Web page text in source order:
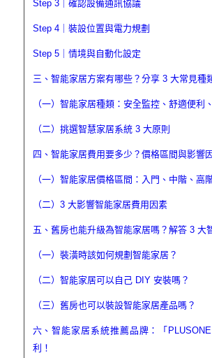
Step 3｜確認設備通訊協議
Step 4｜裝設位置與電力規劃
Step 5｜情境與自動化設定
三、智能家居方案有哪些？分享 3 大常見種
（一）智能家居種類：安全監控、舒適便利
（二）挑選智慧家居系統 3 大原則
四、智能家居費用要多少？價格區間與影響
（一）智能家居價格區間：入門、中階、高
（二）3 大影響智能家居費用因素
五、舊房也能升級為智能家居嗎？解答 3 大
（一）裝潢時該如何規劃智能家居？
（二）智能家居可以自己 DIY 安裝嗎？
（三）舊房也可以裝設智能家居產品嗎？
六、智能家居系統推薦品牌：「
利！